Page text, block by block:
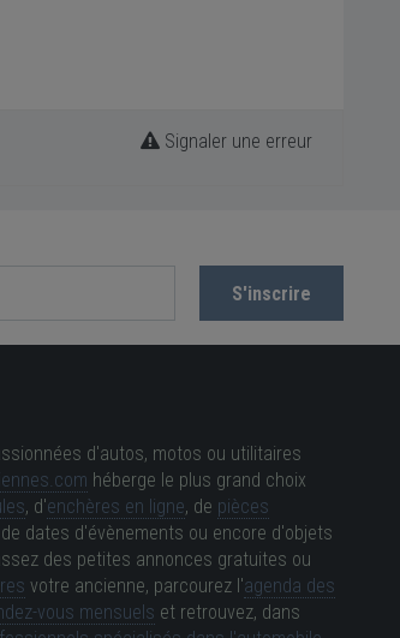
Signaler une erreur
d'autos, motos ou utilitaires
héberge le plus grand choix
, d'enchères en ligne, de pièces
de dates d'évènements ou encore d'objets
des petites annonces gratuites ou
votre ancienne, parcourez l'agenda des
vous mensuels et retrouvez, dans